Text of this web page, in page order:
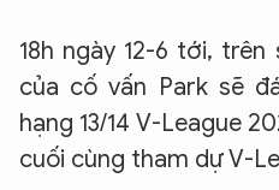
18h ngày 12-6 tới,
của cố vấn Park sẽ
hạng 13/14 V-League
cuối cùng tham dự V-